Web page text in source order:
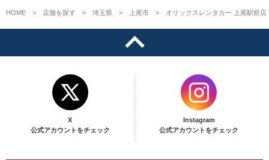
HOME 店舗を探す 埼玉県 上尾市 オリックスレンタカー 上尾駅前店
X
公式アカウントをチェック
Instagram
公式アカウントをチェック